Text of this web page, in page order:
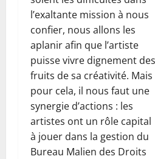
l’exaltante mission à nous
confier, nous allons les
aplanir afin que l’artiste
puisse vivre dignement des
fruits de sa créativité. Mais
pour cela, il nous faut une
synergie d’actions : les
artistes ont un rôle capital
à jouer dans la gestion du
Bureau Malien des Droits